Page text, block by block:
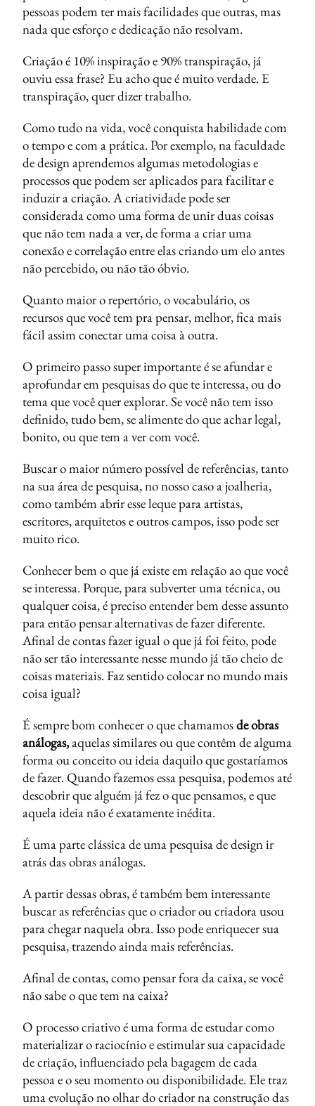
pessoas podem ter mais facilidades que outras, mas
nada que esforço e dedicação não resolvam.
Criação é 10% inspiração e 90% transpiração, já
ouviu essa frase? Eu acho que é muito verdade. E
transpiração, quer dizer trabalho.
Como tudo na vida, você conquista habilidade com
o tempo e com a prática. Por exemplo, na faculdade
de design aprendemos algumas metodologias e
processos que podem ser aplicados para facilitar e
induzir a criação. A criatividade pode ser
considerada como uma forma de unir duas coisas
que não tem nada a ver, de forma a criar uma
conexão e correlação entre elas criando um elo antes
não percebido, ou não tão óbvio.
Quanto maior o repertório, o vocabulário, os
recursos que você tem pra pensar, melhor, fica mais
fácil assim conectar uma coisa à outra.
O primeiro passo super importante é se afundar e
aprofundar em pesquisas do que te interessa, ou do
tema que você quer explorar. Se você não tem isso
definido, tudo bem, se alimente do que achar legal,
bonito, ou que tem a ver com você.
Buscar o maior número possível de referências, tanto
na sua área de pesquisa, no nosso caso a joalheria,
como também abrir esse leque para artistas,
escritores, arquitetos e outros campos, isso pode ser
muito rico.
Conhecer bem o que já existe em relação ao que você
se interessa. Porque, para subverter uma técnica, ou
qualquer coisa, é preciso entender bem desse assunto
para então pensar alternativas de fazer diferente.
Afinal de contas fazer igual o que já foi feito, pode
não ser tão interessante nesse mundo já tão cheio de
coisas materiais. Faz sentido colocar no mundo mais
coisa igual?
É sempre bom conhecer o que chamamosde obras
análogas,aquelas similares ou que contêm de alguma
forma ou conceito ou ideia daquilo que gostaríamos
de fazer. Quando fazemos essa pesquisa, podemos até
descobrir que alguém já fez o que pensamos, e que
aquela ideia não é exatamente inédita.
É uma parte clássica de uma pesquisa de design ir
atrás das obras análogas.
A partir dessas obras, é também bem interessante
buscar as referências que o criador ou criadora usou
para chegar naquela obra. Isso pode enriquecer sua
pesquisa, trazendo ainda mais referências.
Afinal de contas, como pensar fora da caixa, se você
não sabe o que tem na caixa?
O processo criativo é uma forma de estudar como
materializar o raciocínio e estimular sua capacidade
de criação, influenciado pela bagagem de cada
pessoa e o seu momento ou disponibilidade. Ele traz
uma evolução no olhar do criador na construção das